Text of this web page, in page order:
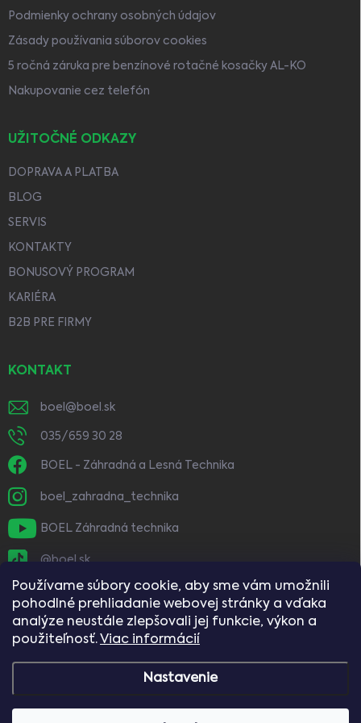
Používame súbory cookie, aby sme vám umožnili
pohodlné prehliadanie webovej stránky a vďaka
analýze neustále zlepšovali jej funkcie, výkon a
použiteľnosť. Viac informácií
Nastavenie
Podmienky ochrany osobných údajov
Zásady používania súborov cookies
5 ročná záruka pre benzínové rotačné kosačky AL-KO
Nakupovanie cez telefón
UŽITOČNÉ ODKAZY
DOPRAVA A PLATBA
BLOG
SERVIS
KONTAKTY
BONUSOVÝ PROGRAM
KARIÉRA
B2B PRE FIRMY
KONTAKT
boel @ boel.sk
035/659 30 28
BOEL - Záhradná a Lesná Technika
boel_zahradna_technika
BOEL Záhradná technika
@boel.sk